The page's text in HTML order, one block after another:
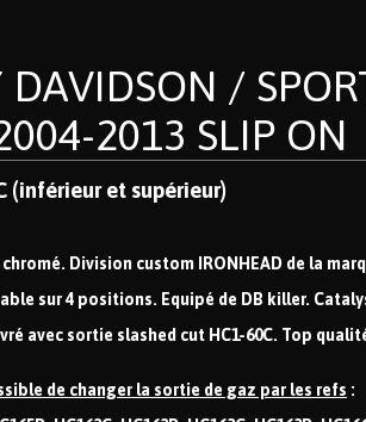
DAVIDSON /
2013 SLIP ON
(inférieur et supérieur)
Division custom IRONHEAD de la
sur 4 positions. Equipé de DB killer.
avec sortie slashed cut HC1-60C. Top
de changer la sortie de gaz par les refs :